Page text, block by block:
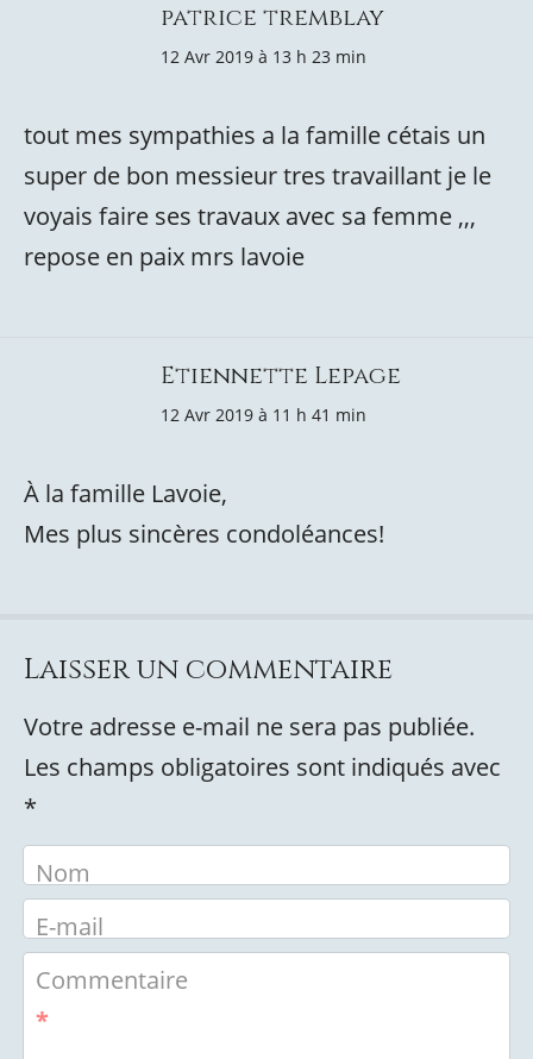
patrice tremblay
12 Avr 2019 à 13 h 23 min
tout mes sympathies a la famille cétais un
super de bon messieur tres travaillant je le
voyais faire ses travaux avec sa femme ,,,
repose en paix mrs lavoie
Etiennette Lepage
12 Avr 2019 à 11 h 41 min
À la famille Lavoie,
Mes plus sincères condoléances!
Laisser un commentaire
Votre adresse e-mail ne sera pas publiée.
Les champs obligatoires sont indiqués avec
*
Nom
E-mail
Commentaire
*